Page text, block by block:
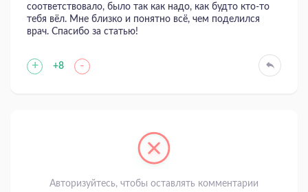
соответствовало, было так как надо, как будто кто-то
тебя вёл. Мне близко и понятно всё, чем поделился
врач. Спасибо за статью!
+ +8 -
Авторизуйтесь, чтобы оставлять комментарии